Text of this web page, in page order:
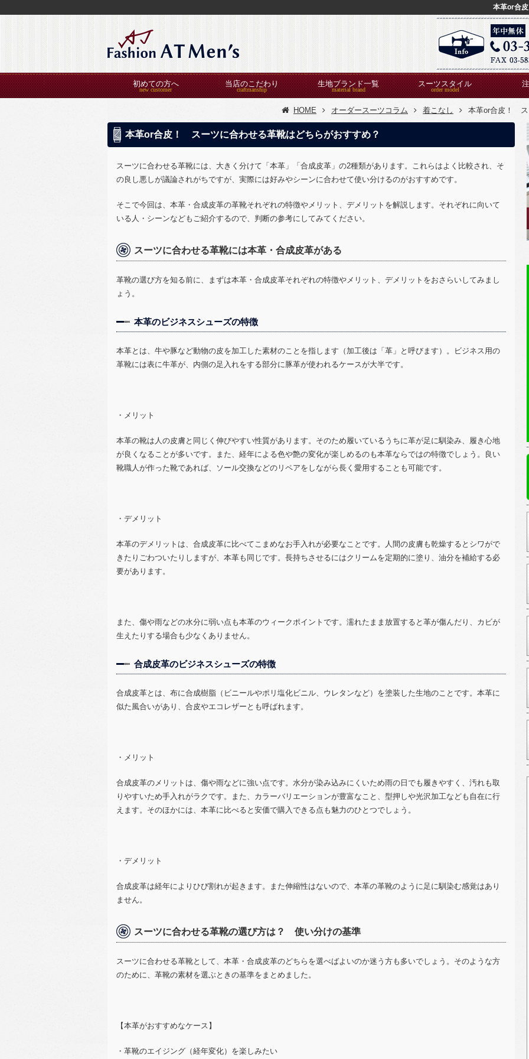
本革or合
初めての方へ 当店のこだわり 生地ブランド一覧 スーツスタイル
HOME オーダースーツコラム 着こなし 本革or合皮！ ス
本革or合皮！ スーツに合わせる革靴はどちらがおすすめ？
スーツに合わせる革靴には、大きく分けて「本革」「合成皮革」の2種類があります。これらはよく比較され、そ
の良し悪しが議論されがちですが、実際には好みやシーンに合わせて使い分けるのがおすすめです。
そこで今回は、本革・合成皮革の革靴それぞれの特徴やメリット、デメリットを解説します。それぞれに向いて
いる人・シーンなどもご紹介するので、判断の参考にしてみてください。
スーツに合わせる革靴には本革・合成皮革がある
革靴の選び方を知る前に、まずは本革・合成皮革それぞれの特徴やメリット、デメリットをおさらいしてみまし
ょう。
本革のビジネスシューズの特徴
本革とは、牛や豚など動物の皮を加工した素材のことを指します（加工後は「革」と呼びます）。ビジネス用の
革靴には表に牛革が、内側の足入れをする部分に豚革が使われるケースが大半です。
・メリット
本革の靴は人の皮膚と同じく伸びやすい性質があります。そのため履いているうちに革が足に馴染み、履き心地
が良くなることが多いです。また、経年による色や艶の変化が楽しめるのも本革ならではの特徴でしょう。良い
靴職人が作った靴であれば、ソール交換などのリペアをしながら長く愛用することも可能です。
・デメリット
本革のデメリットは、合成皮革に比べてこまめなお手入れが必要なことです。人間の皮膚も乾燥するとシワがで
きたりごわついたりしますが、本革も同じです。長持ちさせるにはクリームを定期的に塗り、油分を補給する必
要があります。
また、傷や雨などの水分に弱い点も本革のウィークポイントです。濡れたまま放置すると革が傷んだり、カビが
生えたりする場合も少なくありません。
合成皮革のビジネスシューズの特徴
合成皮革とは、布に合成樹脂（ビニールやポリ塩化ビニル、ウレタンなど）を塗装した生地のことです。本革に
似た風合いがあり、合皮やエコレザーとも呼ばれます。
・メリット
合成皮革のメリットは、傷や雨などに強い点です。水分が染み込みにくいため雨の日でも履きやすく、汚れも取
りやすいため手入れがラクです。また、カラーバリエーションが豊富なこと、型押しや光沢加工なども自在に行
えます。そのほかには、本革に比べると安価で購入できる点も魅力のひとつでしょう。
・デメリット
合成皮革は経年によりひび割れが起きます。また伸縮性はないので、本革の革靴のように足に馴染む感覚はあり
ません。
スーツに合わせる革靴の選び方は？ 使い分けの基準
スーツに合わせる革靴として、本革・合成皮革のどちらを選べばよいのか迷う方も多いでしょう。そのような方
のために、革靴の素材を選ぶときの基準をまとめました。
【本革がおすすめなケース】
・革靴のエイジング（経年変化）を楽しみたい